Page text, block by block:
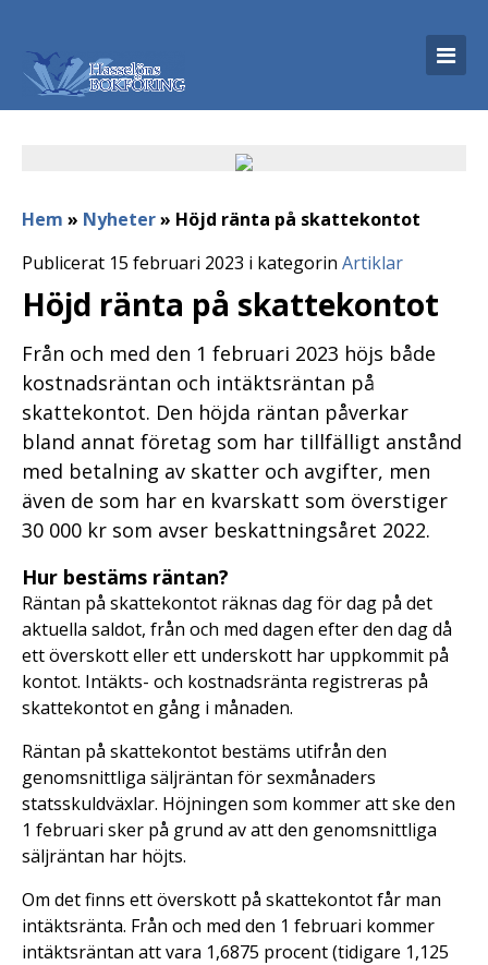
Hem » Nyheter» Höjd ränta på skattekontot
Publicerat 15 februari 2023 i kategorin Artiklar
Höjd ränta på skattekontot
Från och med den 1 februari 2023 höjs både
kostnadsräntan och intäktsräntan på
skattekontot. Den höjda räntan påverkar
bland annat företag som har tillfälligt anstånd
med betalning av skatter och avgifter, men
även de som har en kvarskatt som överstiger
30 000 kr som avser beskattningsåret 2022.
Hur bestäms räntan?
Räntan på skattekontot räknas dag för dag på det
aktuella saldot, från och med dagen efter den dag då
ett överskott eller ett underskott har uppkommit på
kontot. Intäkts- och kostnadsränta registreras på
skattekontot en gång i månaden.
Räntan på skattekontot bestäms utifrån den
genomsnittliga säljräntan för sexmånaders
statsskuldväxlar. Höjningen som kommer att ske den
1 februari sker på grund av att den genomsnittliga
säljräntan har höjts.
Om det finns ett överskott på skattekontot får man
intäktsränta. Från och med den 1 februari kommer
intäktsräntan att vara 1,6875 procent (tidigare 1,125